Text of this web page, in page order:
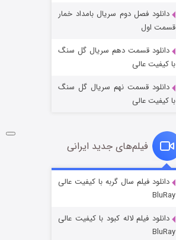
شکست استوارت در نجات جهان
قسمت ۷ (زیرنویس) منتشر شد
شوگر فصل ۲
قسمت
دانلود فصل دوم سریال بامداد خمار
قسمت اول
دانلود قسمت دهم سریال گل سنگ
با کیفیت عالی
دانلود قسمت نهم سریال گل سنگ
با کیفیت عالی
فیلم‌های جدید ایرانی
دانلود فیلم سال گربه با کیفیت عالی
BluRay
دانلود فیلم لاله کبود با کیفیت عالی
BluRay